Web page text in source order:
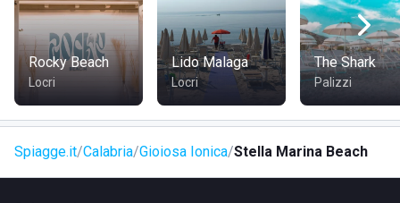
Rocky Beach
Locri
Lido Malaga
Locri
The Shark
Palizzi
Spiagge.it Calabria Gioiosa Ionica Stella Marina Beach